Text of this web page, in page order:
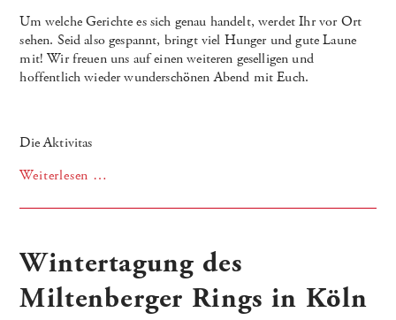
Um welche Gerichte es sich genau handelt, werdet Ihr vor Ort
sehen. Seid also gespannt, bringt viel Hunger und gute Laune
mit! Wir freuen uns auf einen weiteren geselligen und
hoffentlich wieder wunderschönen Abend mit Euch.
Die Aktivitas
Weiterlesen …
Wintertagung des
Miltenberger Rings in Köln